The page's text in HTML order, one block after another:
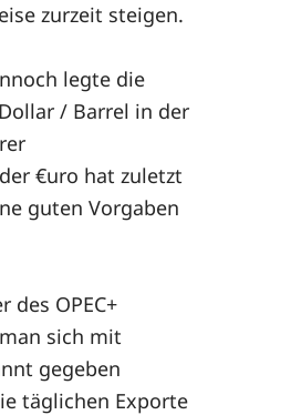
zurzeit steigen.
legte die
/ Barrel in der
€uro hat zuletzt
guten Vorgaben
OPEC+
sich mit
gegeben
täglichen Exporte